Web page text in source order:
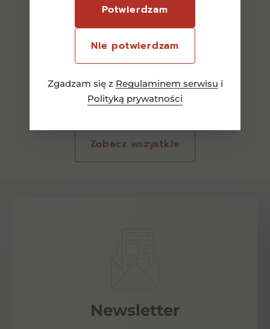
Potwierdzam
Nie potwierdzam
Zgadzam się z Regulaminem serwisu i
Polityką prywatności
Zobacz wszystkie
Newsletter